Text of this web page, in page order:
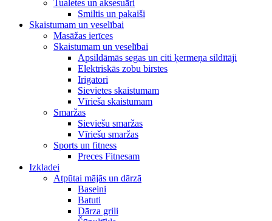
Tualetes un aksesuāri
Smiltis un pakaiši
Skaistumam un veselībai
Masāžas ierīces
Skaistumam un veselībai
Apsildāmās segas un citi ķermeņa sildītāji
Elektriskās zobu birstes
Irigatori
Sievietes skaistumam
Vīrieša skaistumam
Smaržas
Sieviešu smaržas
Vīriešu smaržas
Sports un fitness
Preces Fitnesam
Izkladei
Atpūtai mājās un dārzā
Baseini
Batuti
Dārza grili